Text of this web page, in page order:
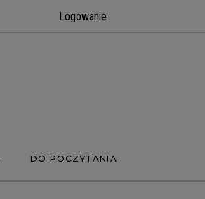
Logowanie
DO POCZYTANIA